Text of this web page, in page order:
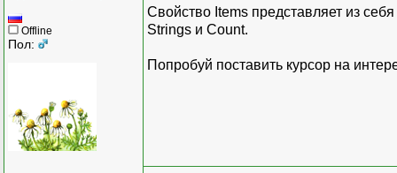
Offline
Пол:
Свойство Items представляет из
Strings и Count.
Попробуй поставить курсор на